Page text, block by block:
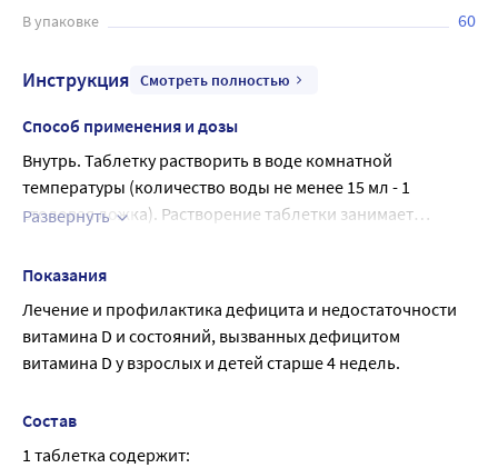
В упаковке 60
Инструкция Смотреть полностью
Способ применения и дозы
Внутрь. Таблетку растворить в воде комнатной
температуры (количество воды не менее 15 мл - 1
столовая ложка). Растворение таблетки занимает
назначил иначе, препарат используется в следующих
2-3 лет при правильном уходе и достаточном
1000 МЕ или ? таблетки 2000 МЕ) в сутки.
недоношенные дети с 4-х недель жизни, близнецы,
младенцы, находящиеся в плохих жизненных
2000 МЕ) - 1500 МЕ (1? таблетки 1000 МЕ или ? таблетки
2000 МЕ) в сутки. В летнее время года можно
Развернуть
Показания
Лечение и профилактика дефицита и недостаточности
витамина D и состояний, вызванных дефицитом
витамина D у взрослых и детей старше 4 недель.
Состав
1 таблетка содержит: